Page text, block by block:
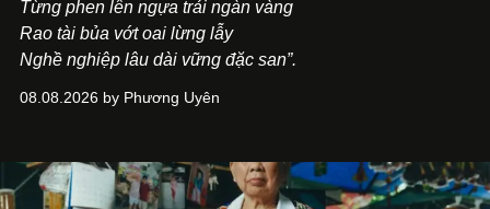
Từng phen lên ngựa trải ngàn vàng
Rao tài bủa vớt oai lừng lẫy
Nghề nghiệp lâu dài vững đặc san”.
08.08.2026 by Phương Uyên